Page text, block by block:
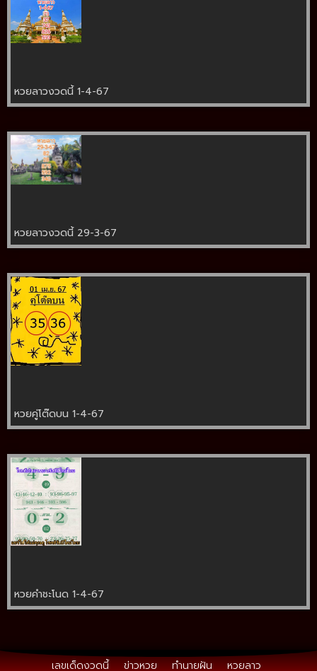
หวยลาวงวดนี้ 1-4-67
หวยลาวงวดนี้ 29-3-67
หวยคู่โต๊ดบน 1-4-67
หวยคำชะโนด 1-4-67
เลขเด็ดงวดนี้ ข่าวหวย ทำนายฝัน หวยลาว